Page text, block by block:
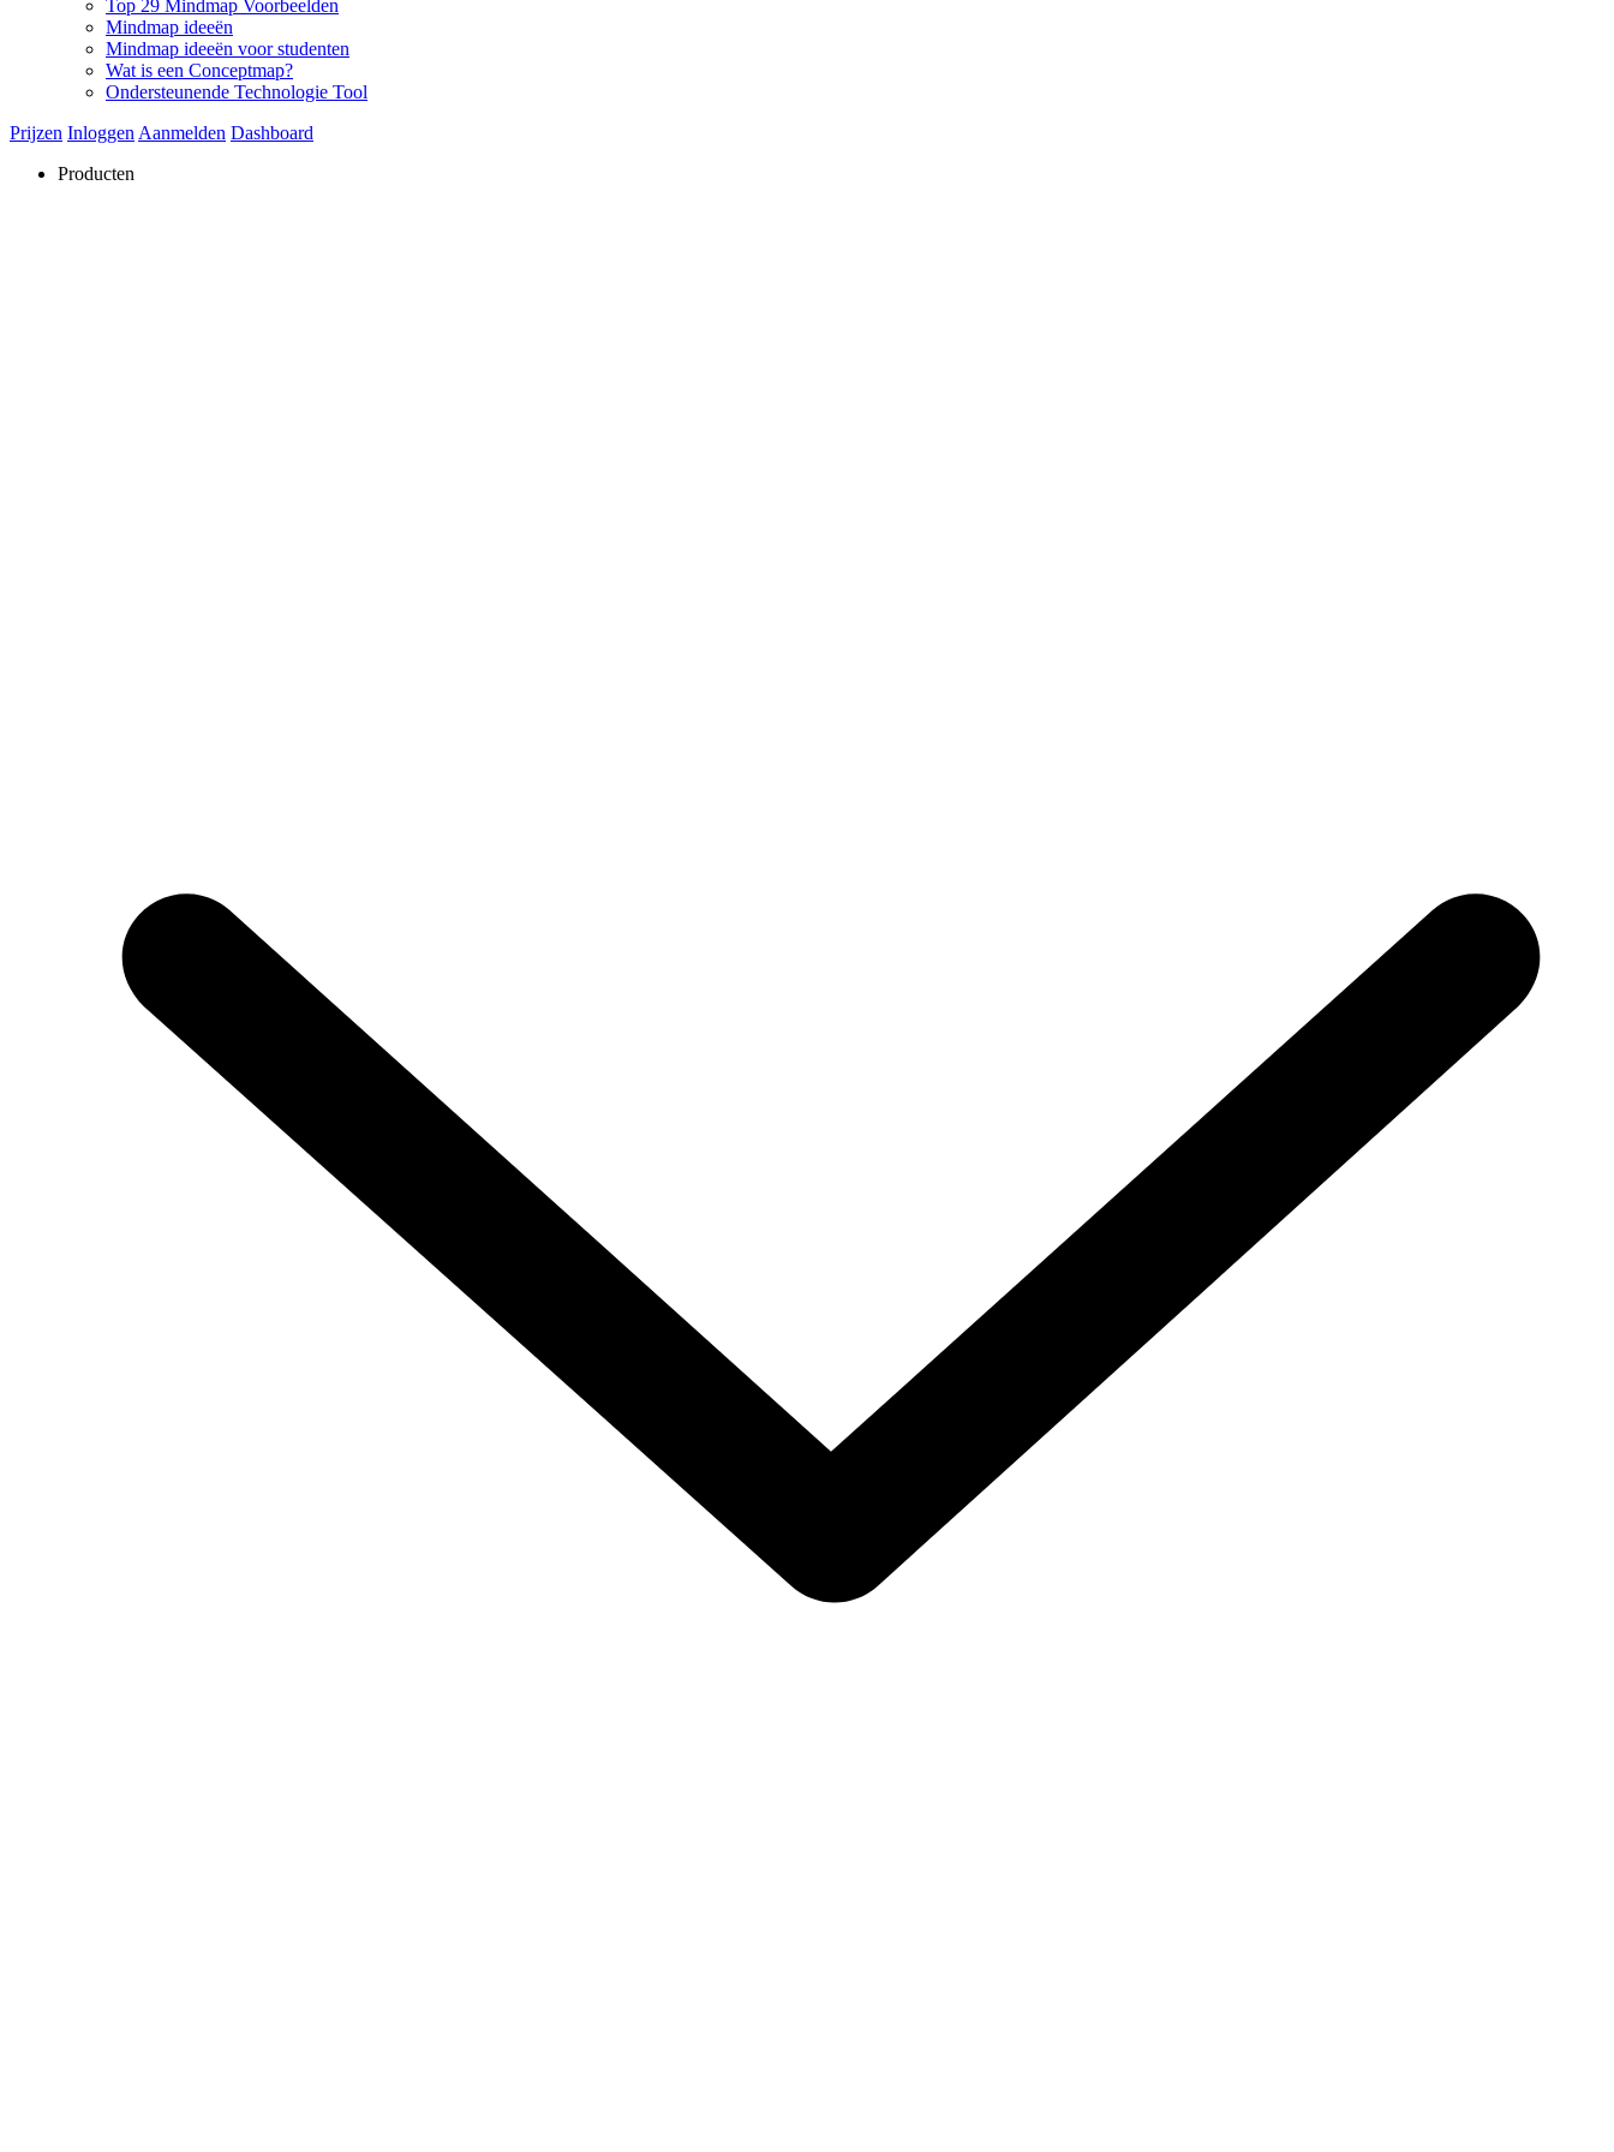
Top 29 Mindmap Voorbeelden
Mindmap ideeën
Mindmap ideeën voor studenten
Wat is een Conceptmap?
Ondersteunende Technologie Tool
Prijzen Inloggen Aanmelden Dashboard
Producten